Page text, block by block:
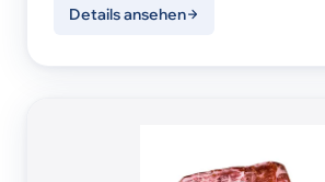
Details ansehen